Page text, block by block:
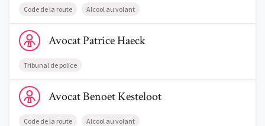
Code de la route Alcool au volant
Voir le profil de AvocatPatrice Haeck
AvocatPatriceHaeck
Tribunal de police
Voir le profil de AvocatBenoet Kesteloot
AvocatBenoetKesteloot
Code de la route Alcool au volant